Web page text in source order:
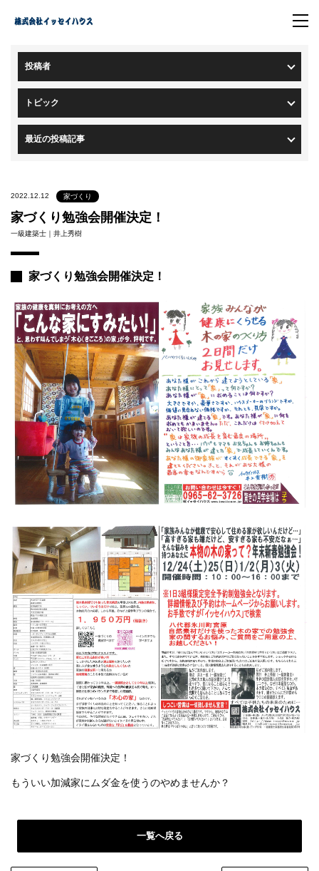
投稿者
トピック
最近の投稿記事
2022.12.12 家づくり
家づくり勉強会開催決定！
一級建築士｜井上秀樹
家づくり勉強会開催決定！
家づくり勉強会開催決定！
もういい加減家にムダ金を使うのやめませんか？
一覧へ戻る